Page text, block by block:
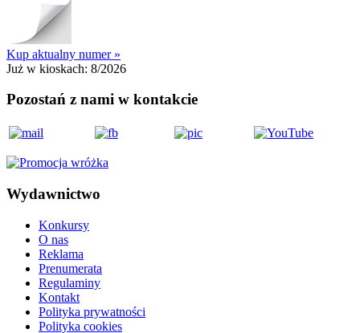
Kup aktualny numer »
Już w kioskach: 8/2026
Pozostań z nami w kontakcie
Wydawnictwo
Konkursy
O nas
Reklama
Prenumerata
Regulaminy
Kontakt
Polityka prywatności
Polityka cookies